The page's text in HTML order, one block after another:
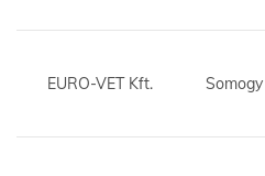
EURO-VET Kft. Somogy